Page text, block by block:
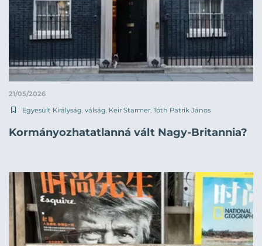
21/05/2026
Egyesült Királyság, válság, Keir Starmer, Tóth Patrik János
Kormányozhatatlanná vált Nagy-Britannia?